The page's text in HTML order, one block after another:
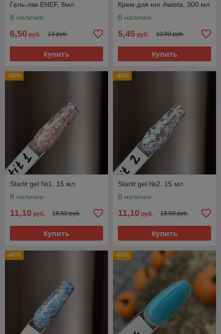
Гель-лак ENEF, 8мл.
В наличии
6,50 руб. 13 руб.
Купить
Крем для ног Awista, 300 мл
В наличии
5,45 руб. 10,90 руб.
Купить
-40%
Starlit gel №1, 15 мл
В наличии
11,10 руб. 18,50 руб.
Купить
-40%
Starlit gel №2, 15 мл
В наличии
11,10 руб. 18,50 руб.
Купить
-40% -60%